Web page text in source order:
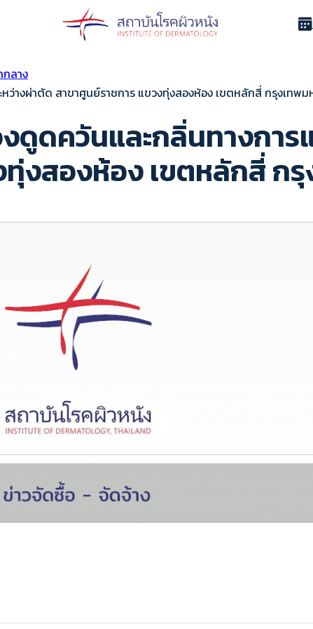
กลาง
ว่างผ่าตัด สาขาศูนย์ราชการ แขวงทุ่งสองห้อง เขตหลักสี่ กรุงเทพม
ดูดควันและกลิ่นทางกา
งสองห้อง เขตหลักสี่ ก